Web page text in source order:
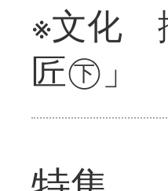
※文化
匠㊦」